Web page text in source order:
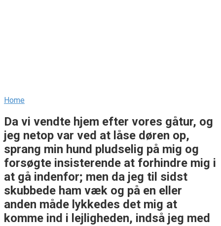
Home
Da vi vendte hjem efter vores gåtur, og
jeg netop var ved at låse døren op,
sprang min hund pludselig på mig og
forsøgte insisterende at forhindre mig i
at gå indenfor; men da jeg til sidst
skubbede ham væk og på en eller
anden måde lykkedes det mig at
komme ind i lejligheden, indså jeg med